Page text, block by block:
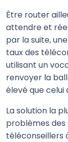
Être router
attendre et
par la suite,
taux des
utilisant un
renvoyer la
élevé que
La solution la
problèmes des
téléconseillers